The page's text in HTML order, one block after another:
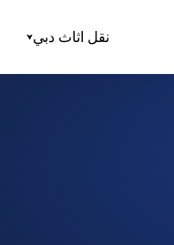
نقل اثاث دبي